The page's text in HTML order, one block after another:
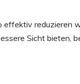
reduzieren
Sicht bieten,